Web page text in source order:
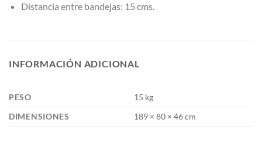
Distancia entre bandejas: 15 cms.
INFORMACIÓN ADICIONAL
PESO
15 kg
DIMENSIONES
189 × 80 × 46 cm